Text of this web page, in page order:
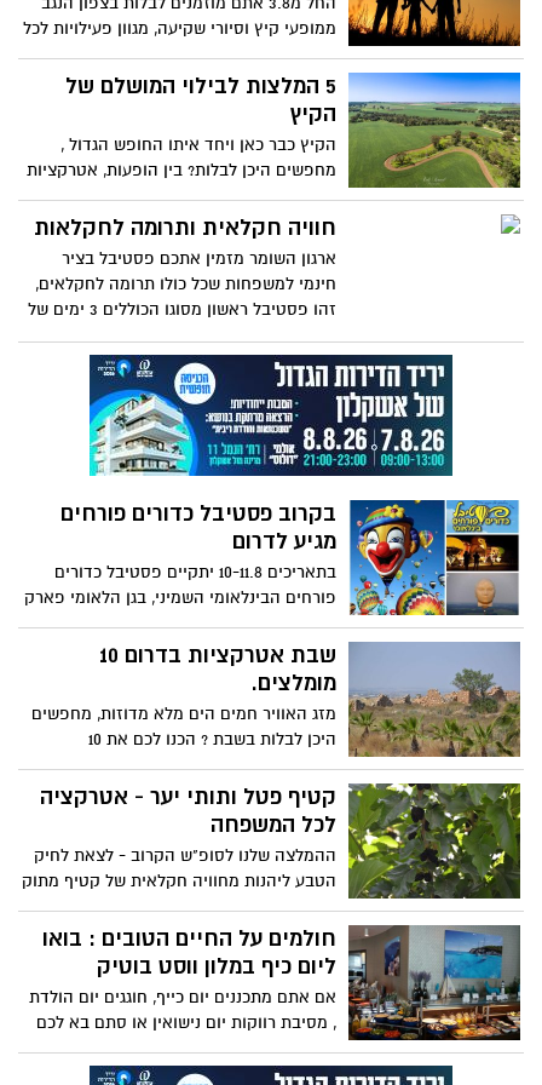
משחקים וסדנאות יצירה חגיגה לילדים
ממופעי קיץ וסיורי שקיעה, מגוון פעילויות לכל
המשפחה, טיולי אופניים, סיורים חקלאיים
,מסעדות ואטרקציות ופעילויות באזור.
5 המלצות לבילוי המושלם של
הקיץ
הקיץ כבר כאן ויחד איתו החופש הגדול ,
מחפשים היכן לבלות? בין הופעות, אטרקציות
ופעילויות, מצאנו כמה מקומות, שבהחלט
יאפשרו לכם, לעבור את הקיץ בכייף. תבחרו
לחוויה של ממש.
חוויה חקלאית ותרומה לחקלאות
ארגון השומר מזמין אתכם פסטיבל בציר
חינמי למשפחות שכל כולו תרומה לחקלאים,
זהו פסטיבל ראשון מסוגו הכוללים 3 ימים של
רמון, התנדבות חווייתית בבציר ענבים עם
הזריחה (הפעילות מותאמת לילדים) שכל
כולה תרומה לחקלאים, פעילויות לילדים,
סיורים בחוות באזור וטיולים אל מול הנופים
הקסומים של אזור מצפה רמון. ובעיקר,
ולמקור שממנו גדלים ענבים.
בקרוב פסטיבל כדורים פורחים
מגיע לדרום
בתאריכים 10-11.8 יתקיים פסטיבל כדורים
פורחים הבינלאומי השמיני, בגן הלאומי פארק
הבשור (מ.א אשכול).במהלך ימי הפסטיבל,
כ-16 כדורים פורחים מרהיבים וייחודיים יכסו
את השמיים של צפון הנגב.
שבת אטרקציות בדרום 10
מומלצים.
מזג האוויר חמים הים מלא מדוזות, מחפשים
היכן לבלות בשבת ? הכנו לכם את 10
המומלצים בסביבה לכם נשאר רק לבחור.
קטיף פטל ותותי יער - אטרקציה
לכל המשפחה
ההמלצה שלנו לסופ"ש הקרוב - לצאת לחיק
הטבע ליהנות מחוויה חקלאית של קטיף מתוק
מתוק.
חולמים על החיים הטובים : בואו
ליום כיף במלון ווסט בוטיק
אם אתם מתכננים יום כייף, חוגגים יום הולדת
, מסיבת רווקות יום נישואין או סתם בא לכם
לעצור רגע את השגרה, מלון בוטיק ווסט
אשדוד, מביא את הלייף סטייל אליכם.